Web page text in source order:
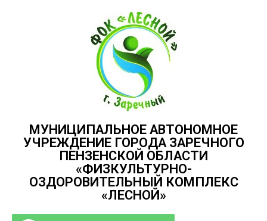
МУНИЦИПАЛЬНОЕ АВТОНОМНОЕ
УЧРЕЖДЕНИЕ ГОРОДА ЗАРЕЧНОГО
ПЕНЗЕНСКОЙ ОБЛАСТИ
«ФИЗКУЛЬТУРНО-
ОЗДОРОВИТЕЛЬНЫЙ КОМПЛЕКС
«ЛЕСНОЙ»